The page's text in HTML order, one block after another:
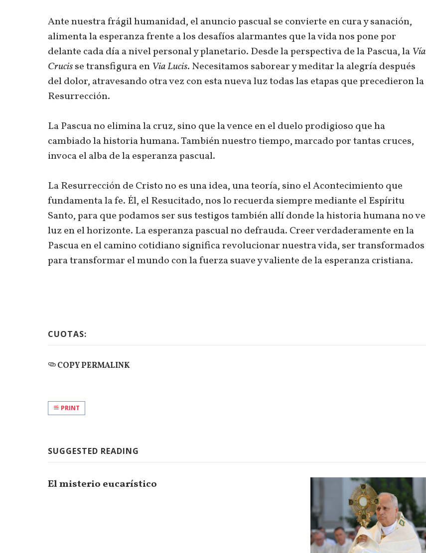
Ante nuestra frágil humanidad, el anuncio pascual se convierte en cura y sanación,
alimenta la esperanza frente a los desafíos alarmantes que la vida nos pone por
delante cada día a nivel personal y planetario. Desde la perspectiva de la Pascua, la Vía
Crucisse transfigura en Via Lucis. Necesitamos saborear y meditar la alegría después
del dolor, atravesando otra vez con esta nueva luz todas las etapas que precedieron la
Resurrección.
La Pascua no elimina la cruz, sino que la vence en el duelo prodigioso que ha
cambiado la historia humana. También nuestro tiempo, marcado por tantas cruces,
invoca el alba de la esperanza pascual.
La Resurrección de Cristo no es una idea, una teoría, sino el Acontecimiento que
fundamenta la fe. Él, el Resucitado, nos lo recuerda siempre mediante el Espíritu
Santo, para que podamos ser sus testigos también allí donde la historia humana no ve
luz en el horizonte. La esperanza pascual no defrauda. Creer verdaderamente en la
Pascua en el camino cotidiano significa revolucionar nuestra vida, ser transformados
para transformar el mundo con la fuerza suave y valiente de la esperanza cristiana.
CUOTAS:
COPY PERMALINK
PRINT
SUGGESTED READING
El misterio eucarístico